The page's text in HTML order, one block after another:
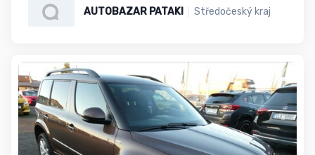
AUTOBAZAR PATAKI Středočeský kraj